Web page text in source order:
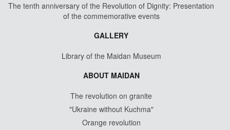
The tenth anniversary of the Revolution of Dignity: Presentation
of the commemorative events
GALLERY
Library of the Maidan Museum
ABOUT MAIDAN
The revolution on granite
"Ukraine without Kuchma"
Orange revolution